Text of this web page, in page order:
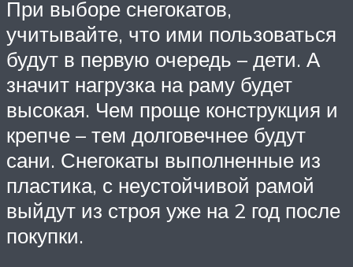
При выборе снегокатов,
учитывайте, что ими пользоваться
будут в первую очередь – дети. А
значит нагрузка на раму будет
высокая. Чем проще конструкция и
крепче – тем долговечнее будут
сани. Снегокаты выполненные из
пластика, с неустойчивой рамой
выйдут из строя уже на 2 год после
покупки.